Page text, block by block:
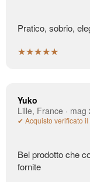
Pratico, sobrio,
★★★★★
Yuko
Lille, France · mag
✔ Acquisto verificato
Bel prodotto che
fornite